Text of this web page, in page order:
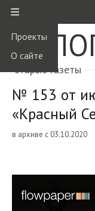
≡
Проекты
О сайте
старые газеты
№ 153 от
«Красный
в архиве с 03.10.2020